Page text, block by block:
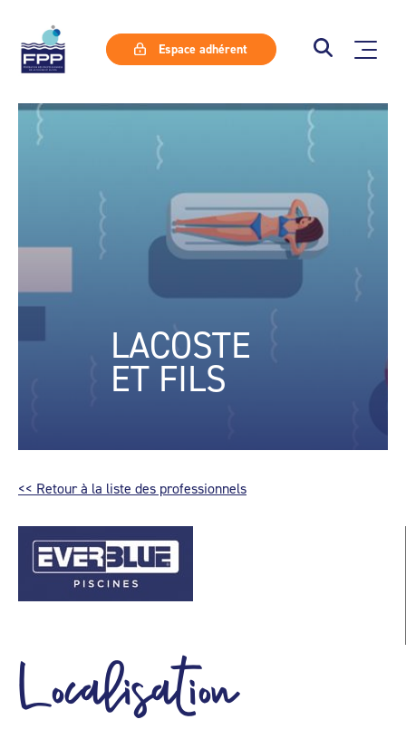
Espace adhérent
LACOSTE
ET FILS
<< Retour à la liste des professionnels
Localisation